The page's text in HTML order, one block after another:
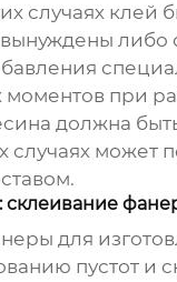
случаях клей
либо
при
должна
случаях может
для
пустот и